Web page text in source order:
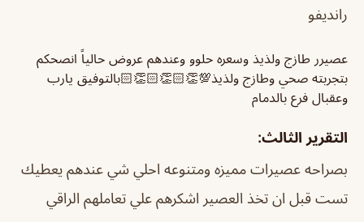
رانديفو
عصيرر طازج ولذيذ وسعره حلوو وعندهم عروض حالياً انصحكم
بتجربته صحي وطازج ولذيذ💯👏🏻👏🏻👏🏻بالتوفيق يارب
وعقبال فرع بالدمام
التقرير الثالث:
بصراحه عصيرات مميزه ومتنوعه احلي شي عندهم يعطيك
تست قبل ان تخذ العصير اشكرهم علي تعاملهم الراقي